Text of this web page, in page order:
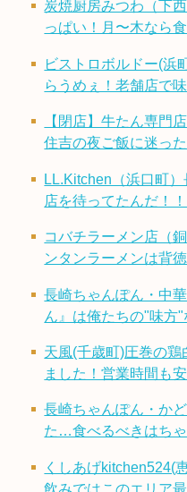
炭焼厨房みつわ（下
っぱい！月〜木なら
ビストロボルドー(浜
らうめぇ！老舗店で
【閉店】牛たん専門
住吉の夜ご飯に迷っ
LL.Kitchen（浜口町
店を待ってたんだ！！
コバチラーメン店（
ンタンラーメンは背
長崎ちゃんぽん・中
ん』は俺たちの"味方
天風(千歳町)圧巻の
ました！営業時間も
長崎ちゃんぽん・か
た…食べるべきはちゃ
くしあげkitchen524(
飲みではこのエリア